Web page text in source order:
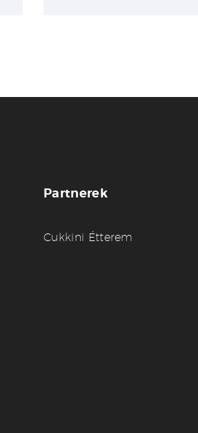
Partnerek
Cukkini Étterem